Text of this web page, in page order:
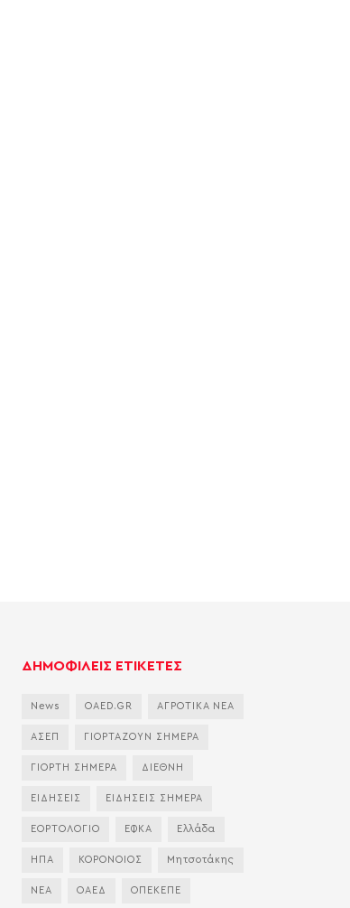
ΔΗΜΟΦΙΛΕΙΣ ΕΤΙΚΕΤΕΣ
News OAED.GR ΑΓΡΟΤΙΚΑ ΝΕΑ
ΑΣΕΠ ΓΙΟΡΤΑΖΟΥΝ ΣΗΜΕΡΑ
ΓΙΟΡΤΗ ΣΗΜΕΡΑ ΔΙΕΘΝΗ
ΕΙΔΗΣΕΙΣ ΕΙΔΗΣΕΙΣ ΣΗΜΕΡΑ
ΕΟΡΤΟΛΟΓΙΟ ΕΦΚΑ Ελλάδα
ΗΠΑ ΚΟΡΟΝΟΙΟΣ Μητσοτάκης
ΝΕΑ ΟΑΕΔ ΟΠΕΚΕΠΕ